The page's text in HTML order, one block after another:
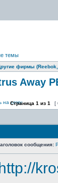
темы
фирмы
Away
Страница 1 из 1 [
сообщения: